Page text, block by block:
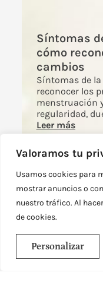
Valoramos tu
Usamos cookies para
mostrar anuncios o
nuestro tráfico. Al
de cookies.
Personalizar
Síntomas
cómo
cambios
Síntomas de
reconocer los
menstruación
regularidad,
Leer más